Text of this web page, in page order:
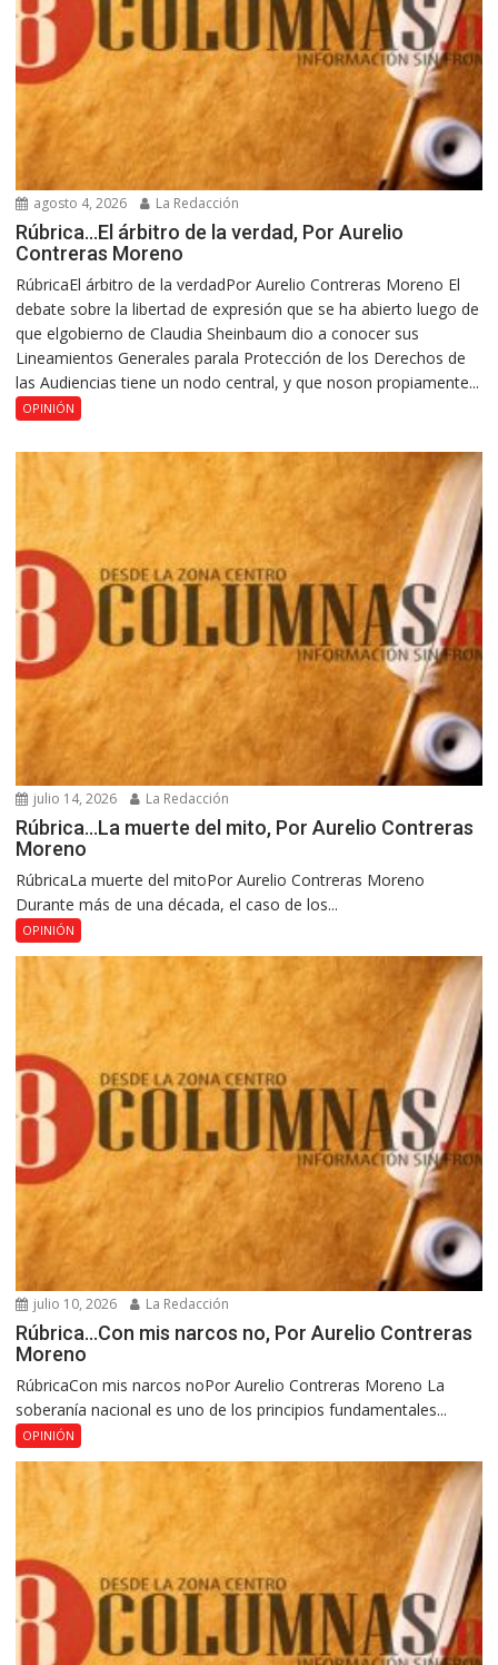
agosto 4, 2026 La Redacción
Rúbrica…El árbitro de la verdad, Por Aurelio
Contreras Moreno
RúbricaEl árbitro de la verdadPor Aurelio Contreras Moreno El
debate sobre la libertad de expresión que se ha abierto luego de
que elgobierno de Claudia Sheinbaum dio a conocer sus
Lineamientos Generales parala Protección de los Derechos de
las Audiencias tiene un nodo central, y que noson propiamente...
OPINIÓN
julio 14, 2026 La Redacción
Rúbrica…La muerte del mito, Por Aurelio Contreras
Moreno
RúbricaLa muerte del mitoPor Aurelio Contreras Moreno
Durante más de una década, el caso de los...
OPINIÓN
julio 10, 2026 La Redacción
Rúbrica…Con mis narcos no, Por Aurelio Contreras
Moreno
RúbricaCon mis narcos noPor Aurelio Contreras Moreno La
soberanía nacional es uno de los principios fundamentales...
OPINIÓN